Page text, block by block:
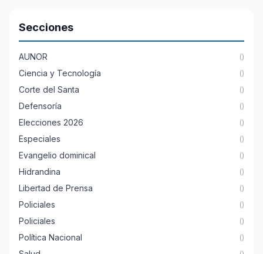
Secciones
AUNOR ()
Ciencia y Tecnología ()
Corte del Santa ()
Defensoría ()
Elecciones 2026 ()
Especiales ()
Evangelio dominical ()
Hidrandina ()
Libertad de Prensa ()
Policiales ()
Policiales ()
Política Nacional ()